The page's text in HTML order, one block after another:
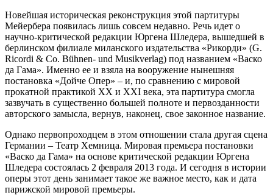
Новейшая историческая реконструкция этой партитуры
Мейербера появилась лишь совсем недавно. Речь идет о
научно-критической редакции Юргена Шледера, вышедшей в
берлинском филиале миланского издательства «Рикорди» (G.
Ricordi & Co. Bühnen- und Musikverlag) под названием «Васко
да Гама». Именно ее и взяла на вооружение нынешняя
постановка «Дойче Опер» – и, по сравнению с мировой
прокатной практикой XX и XXI века, эта партитура смогла
зазвучать в существенно большей полноте и первозданности
авторского замысла, вернув, наконец, свое законное название.
Однако первопроходцем в этом отношении стала другая сцена
Германии – Театр Хемница. Мировая премьера постановки
«Васко да Гама» на основе критической редакции Юргена
Шледера состоялась 2 февраля 2013 года. И сегодня в истории
оперы этот день занимает такое же важное место, как и дата
парижской мировой премьеры.